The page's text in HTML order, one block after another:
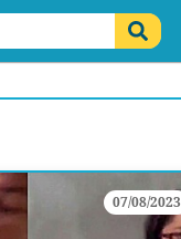
07/08/2023